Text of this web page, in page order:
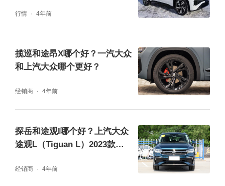
行情 4年前
揽巡和途昂X哪个好？一汽大众
和上汽大众哪个更好？
经销商 4年前
探岳和途观l哪个好？上汽大众
途观L（Tiguan L）2023款空
经销商 4年前